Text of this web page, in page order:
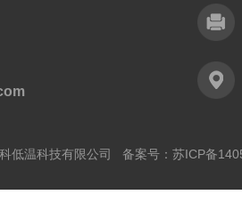
低温科技有限公司 备案号： 苏ICP备